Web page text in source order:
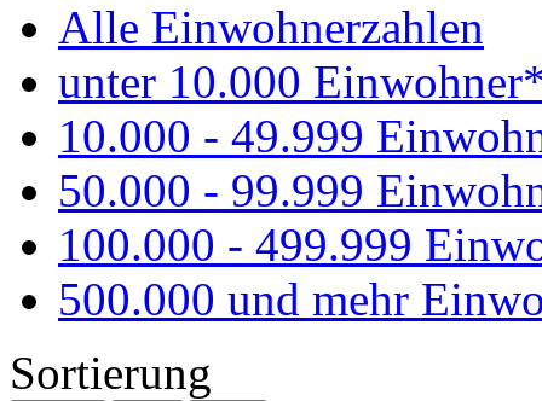
Alle Einwohnerzahlen
unter 10.000
10.000 - 49.999
50.000 - 99.999
100.000 - 499.999
500.000 und mehr
Sortierung